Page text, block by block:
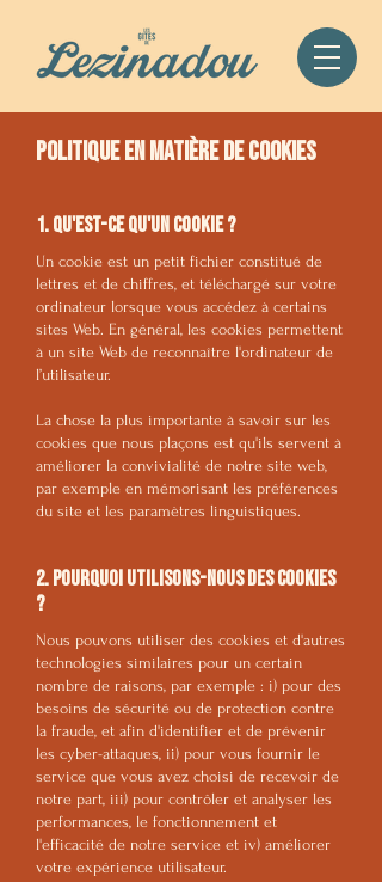
Politique en matière de cookies
1. Qu'est-ce qu'un cookie ?
Un cookie est un petit fichier constitué de
lettres et de chiffres, et téléchargé sur votre
ordinateur lorsque vous accédez à certains
sites Web. En général, les cookies permettent
à un site Web de reconnaître l'ordinateur de
l’utilisateur.
La chose la plus importante à savoir sur les
cookies que nous plaçons est qu'ils servent à
améliorer la convivialité de notre site web,
par exemple en mémorisant les préférences
du site et les paramètres linguistiques.
2. Pourquoi utilisons-nous des cookies
?
Nous pouvons utiliser des cookies et d'autres
technologies similaires pour un certain
nombre de raisons, par exemple : i) pour des
besoins de sécurité ou de protection contre
la fraude, et afin d'identifier et de prévenir
les cyber-attaques, ii) pour vous fournir le
service que vous avez choisi de recevoir de
notre part, iii) pour contrôler et analyser les
performances, le fonctionnement et
l'efficacité de notre service et iv) améliorer
votre expérience utilisateur.